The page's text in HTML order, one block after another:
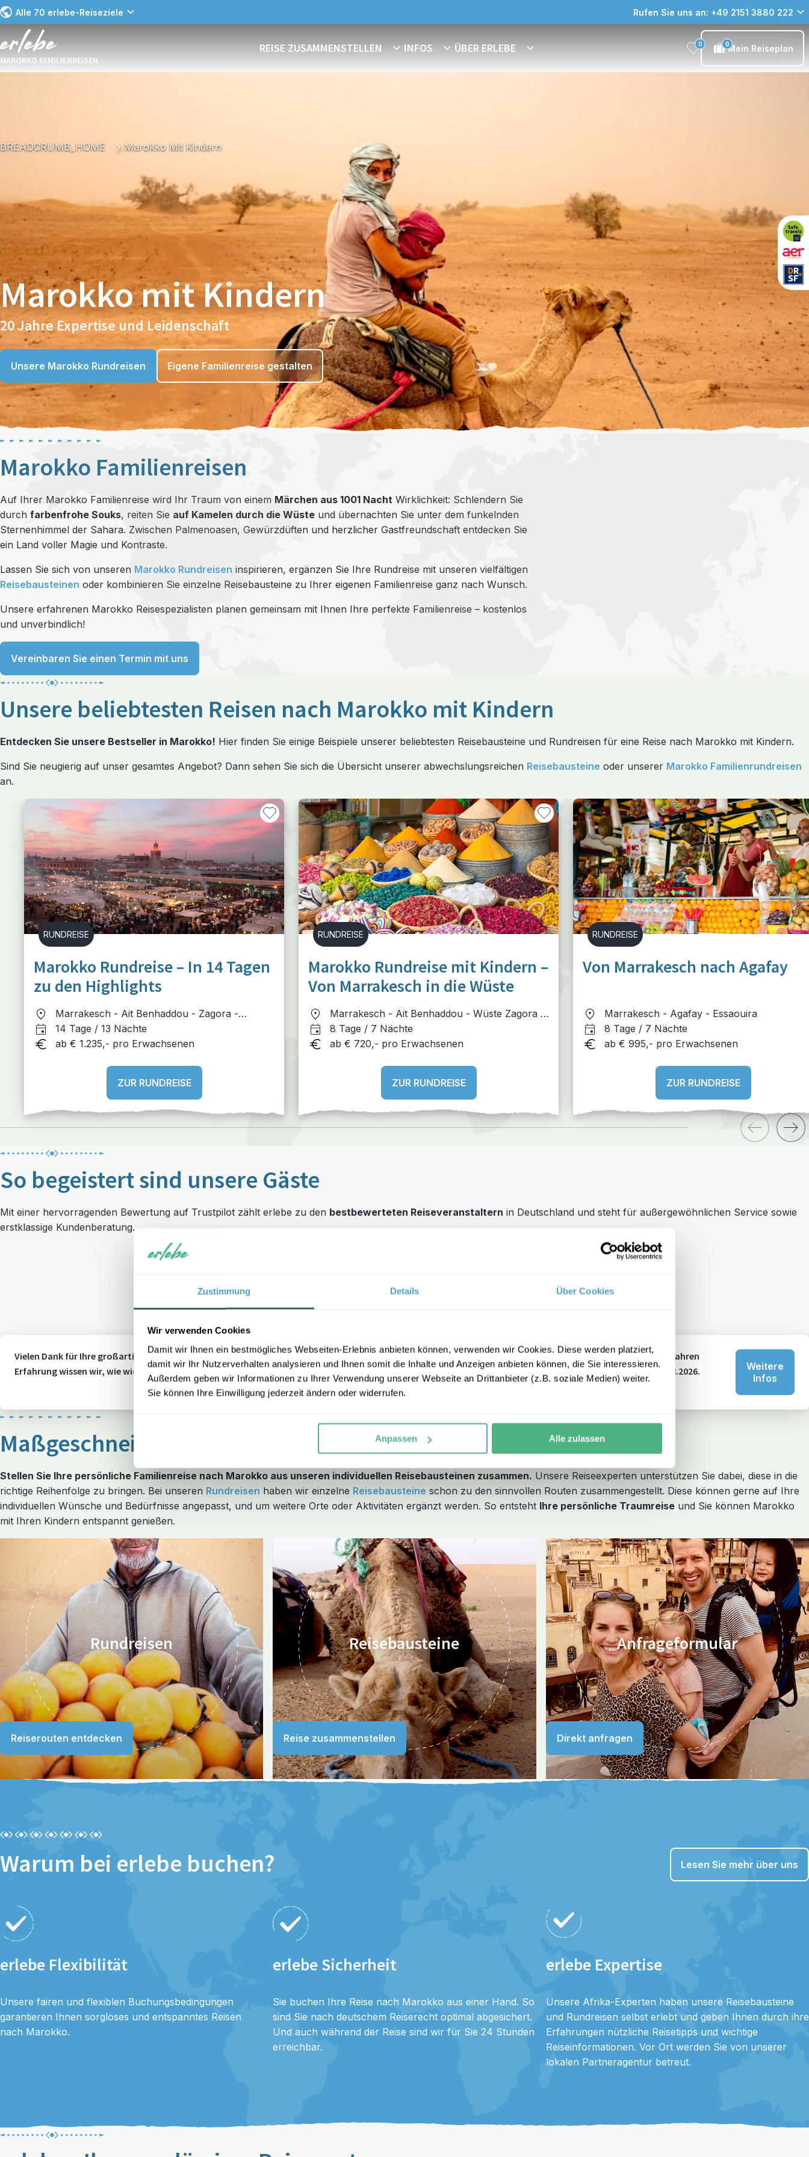
Zustimmung Details Über Cookies
Wir verwenden Cookies
Damit wir Ihnen ein bestmögliches Webseiten-Erlebnis anbieten können, verwenden wir Cookies. Diese werden platziert,
damit wir Ihr Nutzerverhalten analysieren und Ihnen somit die Inhalte und Anzeigen anbieten können, die Sie interessieren.
Außerdem geben wir Informationen zu Ihrer Verwendung unserer Webseite an Drittanbieter (z.B. soziale Medien) weiter.
Sie können Ihre Einwilligung jederzeit ändern oder widerrufen.
Anpassen Alle zulassen
Alle 70 erlebe-Reiseziele Rufen Sie uns an: +49 2151 3880 222
MAROKKO FAMILIENREISEN
REISE ZUSAMMENSTELLEN INFOS ÜBER ERLEBE 0 0Mein Reiseplan
BREADCRUMB_HOME Marokko Mit Kindern
Marokko mit Kindern
20 Jahre Expertise und Leidenschaft
Unsere Marokko Rundreisen Eigene Familienreise gestalten
Marokko Familienreisen
Auf Ihrer Marokko Familienreise wird Ihr Traum von einem Märchen aus 1001 Nacht Wirklichkeit: Schlendern Sie
durch farbenfrohe Souks, reiten Sie auf Kamelen durch die Wüste und übernachten Sie unter dem funkelnden
Sternenhimmel der Sahara. Zwischen Palmenoasen, Gewürzdüften und herzlicher Gastfreundschaft entdecken Sie
ein Land voller Magie und Kontraste.
Lassen Sie sich von unseren Marokko Rundreisen inspirieren, ergänzen Sie Ihre Rundreise mit unseren vielfältigen
Reisebausteinen oder kombinieren Sie einzelne Reisebausteine zu Ihrer eigenen Familienreise ganz nach Wunsch.
Unsere erfahrenen Marokko Reisespezialisten planen gemeinsam mit Ihnen Ihre perfekte Familienreise – kostenlos
und unverbindlich!
Vereinbaren Sie einen Termin mit uns
Unsere beliebtesten Reisen nach Marokko mit Kindern
Entdecken Sie unsere Bestseller in Marokko! Hier finden Sie einige Beispiele unserer beliebtesten Reisebausteine und Rundreisen für eine Reise nach Marokko mit Kindern.
Sind Sie neugierig auf unser gesamtes Angebot? Dann sehen Sie sich die Übersicht unserer abwechslungsreichen Reisebausteine oder unserer Marokko Familienrundreisen
an.
RUNDREISE
Marokko Rundreise – In 14 Tagen
zu den Highlights
Marrakesch - Ait Benhaddou - Zagora -
M'Hamid - Taroudant - Essaouira - Marrakesch
14 Tage / 13 Nächte
ab € 1.235,- pro Erwachsenen
ZUR RUNDREISE
RUNDREISE
Marokko Rundreise mit Kindern –
Von Marrakesch in die Wüste
Marrakesch - Ait Benhaddou - Wüste Zagora -
Ouarzazate - Lalla Takerkoust
8 Tage / 7 Nächte
ab € 720,- pro Erwachsenen
ZUR RUNDREISE
RUNDREISE
Von Marrakesch nach Agafay
Marrakesch - Agafay - Essaouira
8 Tage / 7 Nächte
ab € 995,- pro Erwachsenen
ZUR RUNDREISE
So begeistert sind unsere Gäste
Mit einer hervorragenden Bewertung auf Trustpilot zählt erlebe zu den bestbewerteten Reiseveranstaltern in Deutschland und steht für außergewöhnlichen Service sowie
erstklassige Kundenberatung.
Vielen Dank für Ihre großartige Bewertung! Mit einem TrustScore von 4,8 gehören wir zu den bestbewerteten Reiseveranstaltern in Deutschland. Mit über 20 Jahren
Erfahrung wissen wir, wie wichtig Flexibilität und Sicherheit sind – deshalb schenken wir Ihnen unsere Flex Option im Wert von 250 € bei Buchung bis zum 31.08.2026.
Weitere
Infos
Maßgeschneiderte Marokko Familienreisen
Stellen Sie Ihre persönliche Familienreise nach Marokko aus unseren individuellen Reisebausteinen zusammen. Unsere Reiseexperten unterstützen Sie dabei, diese in die
richtige Reihenfolge zu bringen. Bei unseren Rundreisen haben wir einzelne Reisebausteine schon zu den sinnvollen Routen zusammengestellt. Diese können gerne auf Ihre
individuellen Wünsche und Bedürfnisse angepasst, und um weitere Orte oder Aktivitäten ergänzt werden. So entsteht Ihre persönliche Traumreise und Sie können Marokko
mit Ihren Kindern entspannt genießen.
Rundreisen
Reiserouten entdecken
Reisebausteine
Reise zusammenstellen
Anfrageformular
Direkt anfragen
Warum bei erlebe buchen? Lesen Sie mehr über uns
erlebe Flexibilität
Unsere fairen und flexiblen Buchungsbedingungen
garantieren Ihnen sorgloses und entspanntes Reisen
nach Marokko.
erlebe Sicherheit
Sie buchen Ihre Reise nach Marokko aus einer Hand. So
sind Sie nach deutschem Reiserecht optimal abgesichert.
Und auch während der Reise sind wir für Sie 24 Stunden
erreichbar.
erlebe Expertise
Unsere Afrika-Experten haben unsere Reisebausteine
und Rundreisen selbst erlebt und geben Ihnen durch ihre
Erfahrungen nützliche Reisetipps und wichtige
Reiseinformationen. Vor Ort werden Sie von unserer
lokalen Partneragentur betreut.